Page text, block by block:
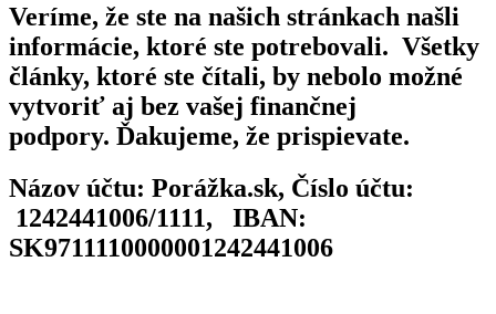
Veríme, že ste na našich stránkach našli
informácie, ktoré ste potrebovali. Všetky
články, ktoré ste čítali, by nebolo možné
vytvoriť aj bez vašej finančnej
podpory. Ďakujeme, že prispievate.
Názov účtu: Porážka.sk, Číslo účtu:
1242441006/1111, IBAN:
SK9711110000001242441006